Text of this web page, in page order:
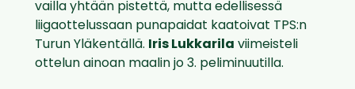
vailla yhtään pistettä, mutta edellisessä
liigaottelussaan punapaidat kaatoivat TPS:n
Turun Yläkentällä. Iris Lukkarila viimeisteli
ottelun ainoan maalin jo 3. peliminuutilla.